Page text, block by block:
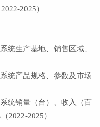
2025）
统生产基地、销售区域、
统产品规格、参数及市场
统销量（台）、收入（百
2022-2025）